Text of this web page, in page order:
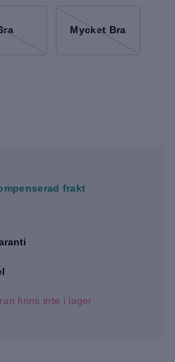
Mycket Bra
frakt
finns inte i lager